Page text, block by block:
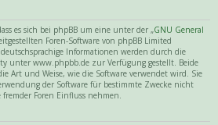
es sich bei phpBB um eine unter der „GNU General
Foren-Software von phpBB Limited
Informationen werden durch die
unter www.phpbb.de zur Verfügung gestellt. Beide
Art und Weise, wie die Software verwendet wird. Sie
der Software für bestimmte Zwecke nicht
Foren Einfluss nehmen.